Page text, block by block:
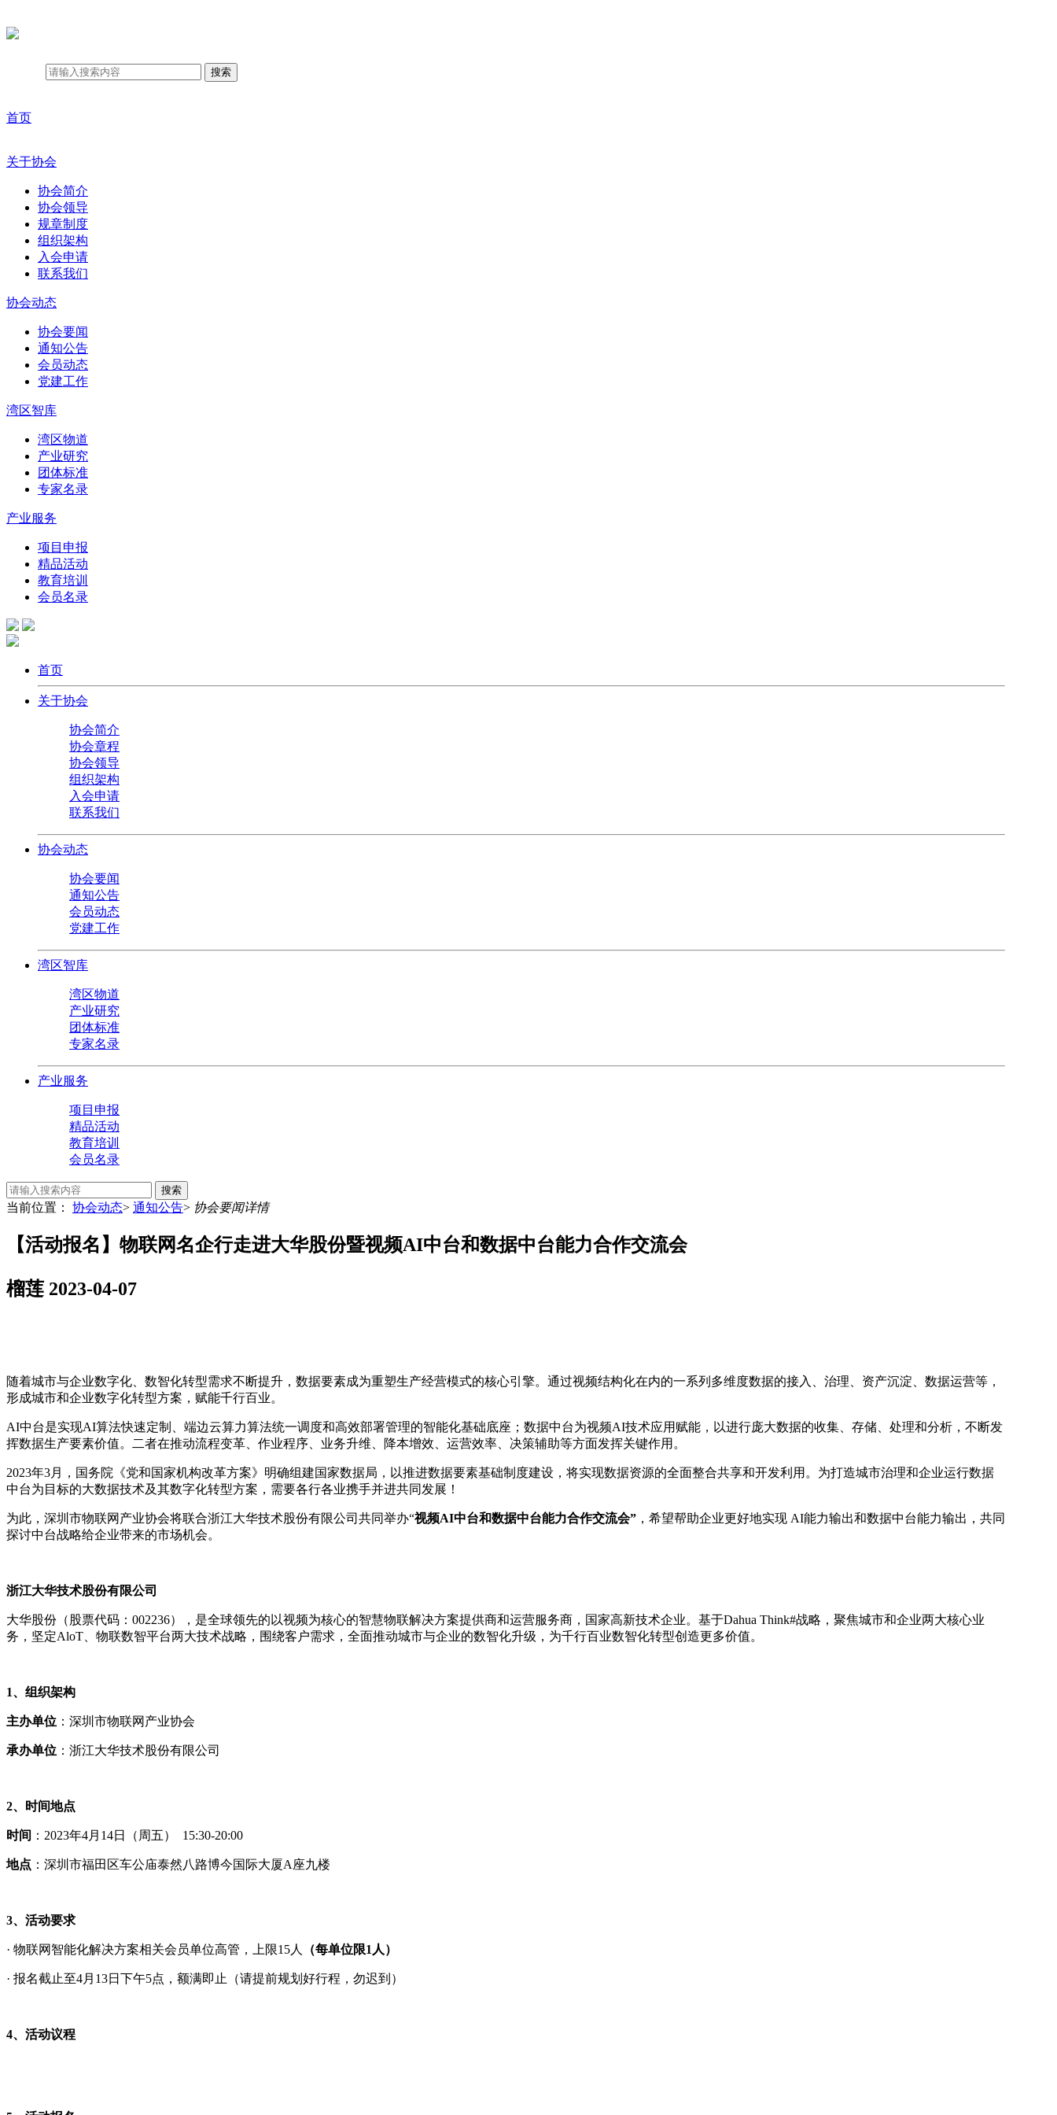
搜索
首页
关于协会
协会简介
协会领导
规章制度
组织架构
入会申请
联系我们
协会动态
协会要闻
通知公告
会员动态
党建工作
湾区智库
湾区物道
产业研究
团体标准
专家名录
产业服务
项目申报
精品活动
教育培训
会员名录
首页
关于协会
协会简介
协会章程
协会领导
组织架构
入会申请
联系我们
协会动态
协会要闻
通知公告
会员动态
党建工作
湾区智库
湾区物道
产业研究
团体标准
专家名录
产业服务
项目申报
精品活动
教育培训
会员名录
搜索
当前位置： 协会动态> 通知公告> 协会要闻详情
【活动报名】物联网名企行走进大华股份暨视频AI中台和数据中台能力合作交流会
榴莲 2023-04-07
随着城市与企业数字化、数智化转型需求不断提升，数据要素成为重塑生产经营模式的核心引擎。通过视频结构化在内的一系列多维度数据的接入、治理、资产沉淀、数据运营等，
形成城市和企业数字化转型方案，赋能千行百业。
AI中台是实现AI算法快速定制、端边云算力算法统一调度和高效部署管理的智能化基础底座；数据中台为视频AI技术应用赋能，以进行庞大数据的收集、存储、处理和分析，不断发
挥数据生产要素价值。二者在推动流程变革、作业程序、业务升维、降本增效、运营效率、决策辅助等方面发挥关键作用。
2023年3月，国务院《党和国家机构改革方案》明确组建国家数据局，以推进数据要素基础制度建设，将实现数据资源的全面整合共享和开发利用。为打造城市治理和企业运行数据
中台为目标的大数据技术及其数字化转型方案，需要各行各业携手并进共同发展！
为此，深圳市物联网产业协会将联合浙江大华技术股份有限公司共同举办“视频AI中台和数据中台能力合作交流会” ，希望帮助企业更好地实现 AI能力输出和数据中台能力输出，共同
探讨中台战略给企业带来的市场机会。
浙江大华技术股份有限公司
大华股份（股票代码：002236），是全球领先的以视频为核心的智慧物联解决方案提供商和运营服务商，国家高新技术企业。基于Dahua Think#战略，聚焦城市和企业两大核心业
务，坚定AloT、物联数智平台两大技术战略，围绕客户需求，全面推动城市与企业的数智化升级，为千行百业数智化转型创造更多价值。
1、 组织架构
主办单位 ：深圳市物联网产业协会
承办单位 ：浙江大华技术股份有限公司
2、 时间地点
时间 ：2023年4月14日（周五） 15:30-20:00
地点 ：深圳市福田区车公庙泰然八路博今国际大厦A座九楼
3、 活动要求
· 物联网智能化解决方案相关会员单位高管，上限15人 （每单位限1人）
· 报名截止至4月13日下午5点，额满即止（请提前规划好行程，勿迟到）
4、 活动议程